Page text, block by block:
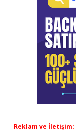
Reklam ve İletişim: